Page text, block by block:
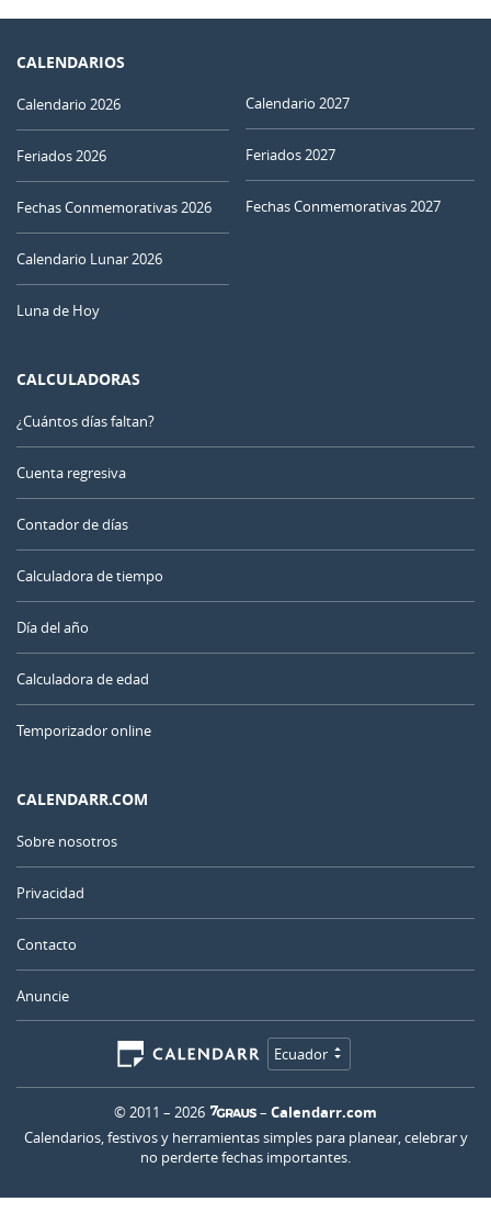
CALENDARIOS
Calendario 2026
Feriados 2026
Fechas Conmemorativas 2026
Calendario Lunar 2026
Luna de Hoy
Calendario 2027
Feriados 2027
Fechas Conmemorativas 2027
CALCULADORAS
¿Cuántos días faltan?
Cuenta regresiva
Contador de días
Calculadora de tiempo
Día del año
Calculadora de edad
Temporizador online
CALENDARR.COM
Sobre nosotros
Privacidad
Contacto
Anuncie
Ecuador
© 2011 – 2026 – Calendarr.com
Calendarios, festivos y herramientas simples para planear, celebrar y
no perderte fechas importantes.